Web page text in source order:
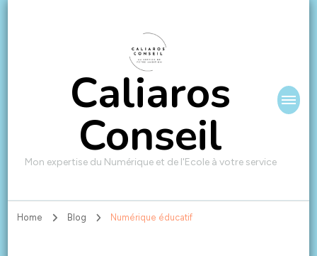
Caliaros
Conseil
Mon expertise du Numérique et de l'Ecole à votre service
Home Blog Numérique éducatif